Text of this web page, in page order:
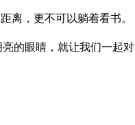
离，更不可以躺着看书。
的眼睛，就让我们一起对